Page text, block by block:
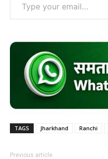
TAGS Jharkhand Ranchi
Previous article